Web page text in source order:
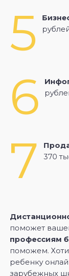
5
6
7
370
поможет
профессиям
поможем.
ребенку
зарубежных